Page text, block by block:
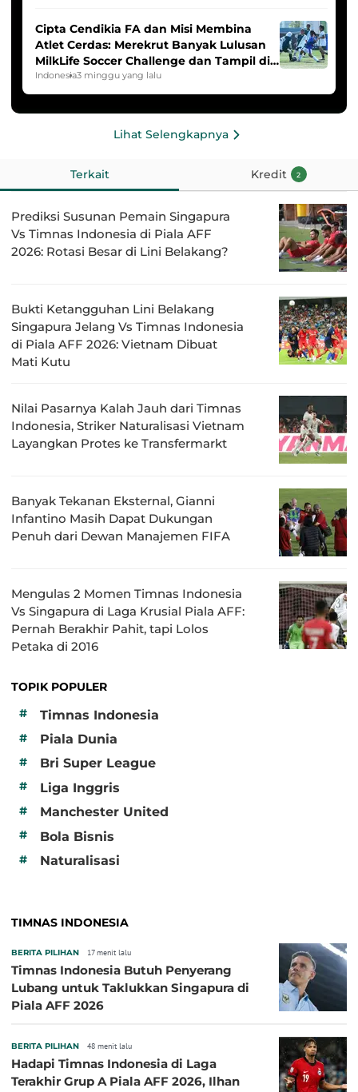
Cipta Cendikia FA dan Misi Membina
Atlet Cerdas: Merekrut Banyak Lulusan
MilkLife Soccer Challenge dan Tampil di
HYDROPLUS Soccer League
Indonesia3 minggu yang lalu
Lihat Selengkapnya
Terkait Kredit 2
Prediksi Susunan Pemain Singapura
Vs Timnas Indonesia di Piala AFF
2026: Rotasi Besar di Lini Belakang?
Bukti Ketangguhan Lini Belakang
Singapura Jelang Vs Timnas Indonesia
di Piala AFF 2026: Vietnam Dibuat
Mati Kutu
Nilai Pasarnya Kalah Jauh dari Timnas
Indonesia, Striker Naturalisasi Vietnam
Layangkan Protes ke Transfermarkt
Banyak Tekanan Eksternal, Gianni
Infantino Masih Dapat Dukungan
Penuh dari Dewan Manajemen FIFA
Mengulas 2 Momen Timnas Indonesia
Vs Singapura di Laga Krusial Piala AFF:
Pernah Berakhir Pahit, tapi Lolos
Petaka di 2016
TOPIK POPULER
#
Timnas Indonesia
# Piala Dunia
# Bri Super League
# Liga Inggris
# Manchester United
# Bola Bisnis
# Naturalisasi
TIMNAS INDONESIA
BERITA PILIHAN 17 menit lalu
Timnas Indonesia Butuh Penyerang
Lubang untuk Taklukkan Singapura di
Piala AFF 2026
BERITA PILIHAN 48 menit lalu
Hadapi Timnas Indonesia di Laga
Terakhir Grup A Piala AFF 2026, Ilhan